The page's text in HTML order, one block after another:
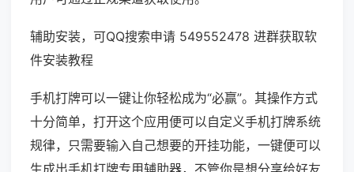
辅助安装，可QQ搜索申请 549552478 进群获取软
件安装教程
手机打牌可以一键让你轻松成为“必赢”。其操作方式
十分简单，打开这个应用便可以自定义手机打牌系统
规律，只需要输入自己想要的开挂功能，一键便可以
生成出手机打牌专用辅助器，不管你是想分享给好友